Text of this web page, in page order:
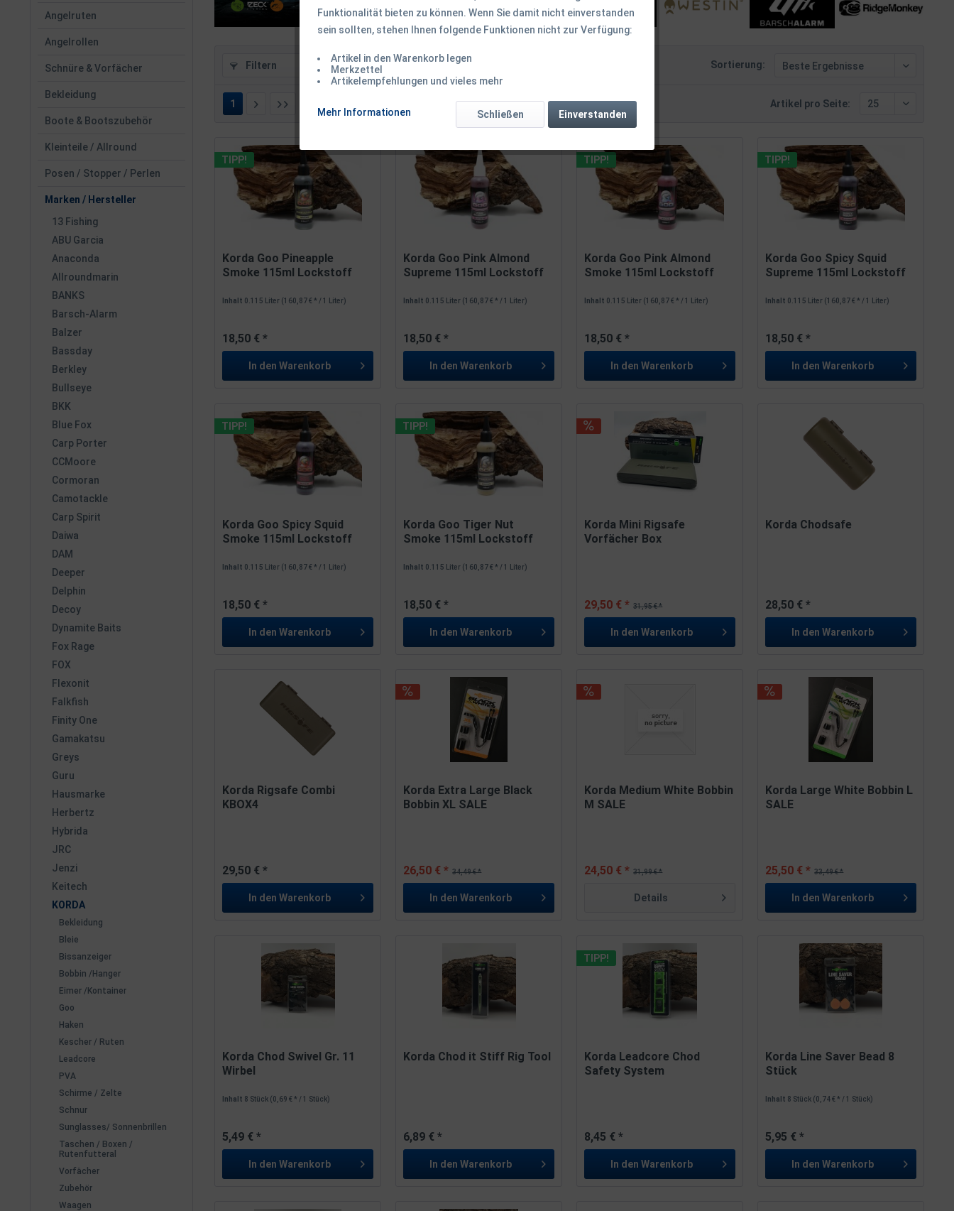
Angelruten
Angelrollen
Schnüre & Vorfächer
Bekleidung
Boote & Bootszubehör
Kleinteile / Allround
Posen / Stopper / Perlen
Marken / Hersteller
13 Fishing
ABU Garcia
Anaconda
Allroundmarin
BANKS
Barsch-Alarm
Balzer
Bassday
Berkley
Bullseye
BKK
Blue Fox
Carp Porter
CCMoore
Cormoran
Camotackle
Carp Spirit
Daiwa
DAM
Deeper
Delphin
Decoy
Dynamite Baits
Fox Rage
FOX
Flexonit
Falkfish
Finity One
Gamakatsu
Greys
Guru
Hausmarke
Herbertz
Hybrida
JRC
Jenzi
Keitech
KORDA
Bekleidung
Bleie
Bissanzeiger
Bobbin /Hanger
Eimer /Kontainer
Goo
Haken
Kescher / Ruten
Leadcore
PVA
Schirme / Zelte
Schnur
Sunglasses/ Sonnenbrillen
Taschen / Boxen /
Rutenfutteral
Vorfächer
Zubehör
Waagen
Filtern Sortierung:
1 Artikel pro Seite:
TIPP!
Korda Goo Pineapple
Smoke 115ml Lockstoff
Inhalt 0.115 Liter (160,87 € * / 1 Liter)
18,50 € *
In den Warenkorb
Korda Goo Pink Almond
Supreme 115ml Lockstoff
Inhalt 0.115 Liter (160,87 € * / 1 Liter)
18,50 € *
In den Warenkorb
TIPP!
Korda Goo Pink Almond
Smoke 115ml Lockstoff
Inhalt 0.115 Liter (160,87 € * / 1 Liter)
18,50 € *
In den Warenkorb
TIPP!
Korda Goo Spicy Squid
Supreme 115ml Lockstoff
Inhalt 0.115 Liter (160,87 € * / 1 Liter)
18,50 € *
In den Warenkorb
TIPP!
Korda Goo Spicy Squid
Smoke 115ml Lockstoff
Inhalt 0.115 Liter (160,87 € * / 1 Liter)
18,50 € *
In den Warenkorb
TIPP!
Korda Goo Tiger Nut
Smoke 115ml Lockstoff
Inhalt 0.115 Liter (160,87 € * / 1 Liter)
18,50 € *
In den Warenkorb
Korda Mini Rigsafe
Vorfächer Box
31,95 € *
29,50 € *
In den Warenkorb
Korda Chodsafe
28,50 € *
In den Warenkorb
Korda Rigsafe Combi
KBOX4
29,50 € *
In den Warenkorb
Korda Extra Large Black
Bobbin XL SALE
34,49 € *
26,50 € *
In den Warenkorb
Korda Medium White Bobbin
M SALE
31,99 € *
24,50 € *
Details
Korda Large White Bobbin L
SALE
33,49 € *
25,50 € *
In den Warenkorb
Korda Chod Swivel Gr. 11
Wirbel
Inhalt 8 Stück (0,69 € * / 1 Stück)
5,49 € *
In den Warenkorb
Korda Chod it Stiff Rig Tool
6,89 € *
In den Warenkorb
TIPP!
Korda Leadcore Chod
Safety System
8,45 € *
In den Warenkorb
Korda Line Saver Bead 8
Stück
Inhalt 8 Stück (0,74 € * / 1 Stück)
5,95 € *
In den Warenkorb
Funktionalität bieten zu können. Wenn Sie damit nicht einverstanden
sein sollten, stehen Ihnen folgende Funktionen nicht zur Verfügung:
Artikel in den Warenkorb legen
Merkzettel
Artikelempfehlungen und vieles mehr
Mehr Informationen Einverstanden
Schließen